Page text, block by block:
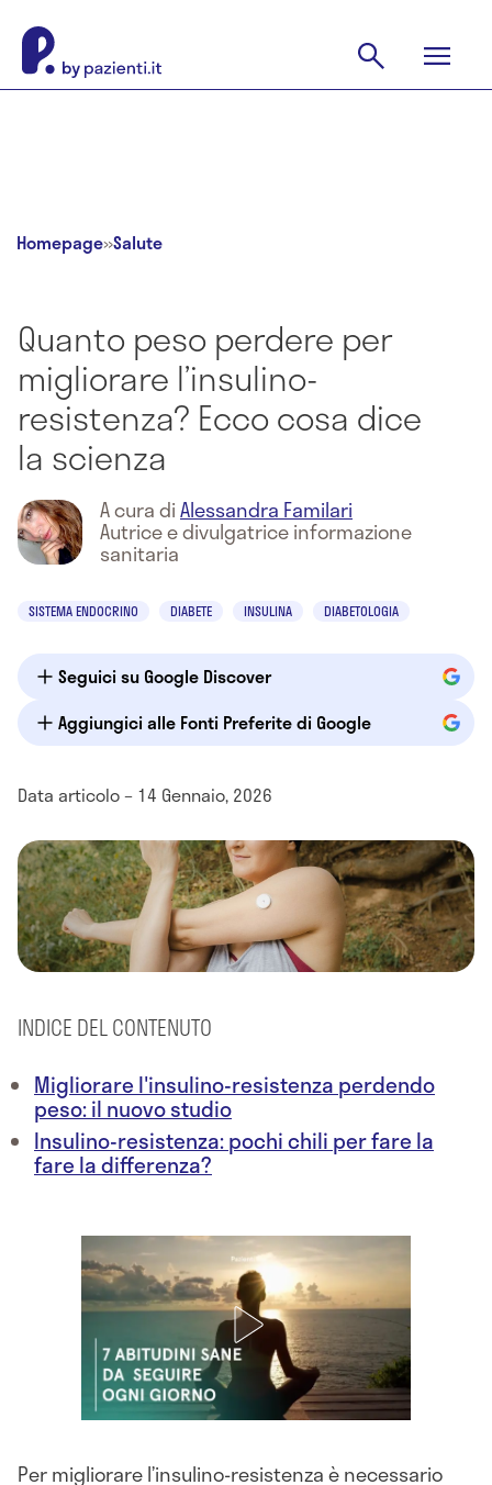
Homepage»Salute
Quanto peso perdere per
migliorare l’insulino-
resistenza? Ecco cosa dice
la scienza
A cura diAlessandra Familari
Autrice e divulgatrice informazione
sanitaria
SISTEMA ENDOCRINO DIABETE INSULINA DIABETOLOGIA
Seguici su Google Discover
Aggiungici alle Fonti Preferite di Google
Data articolo – 14 Gennaio, 2026
INDICE DEL CONTENUTO
Migliorare l'insulino-resistenza perdendo
peso: il nuovo studio
Insulino-resistenza: pochi chili per fare la
fare la differenza?
Per migliorare l’insulino-resistenza è necessario